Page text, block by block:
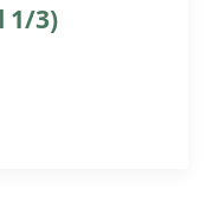
1/3)